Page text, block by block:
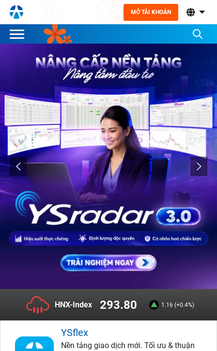
MỞ TÀI KHOẢN
HNX-Index 293.80 1.16 (+0.4%)
YSflex
Nền tảng giao dịch mới. Tối ưu & thuận